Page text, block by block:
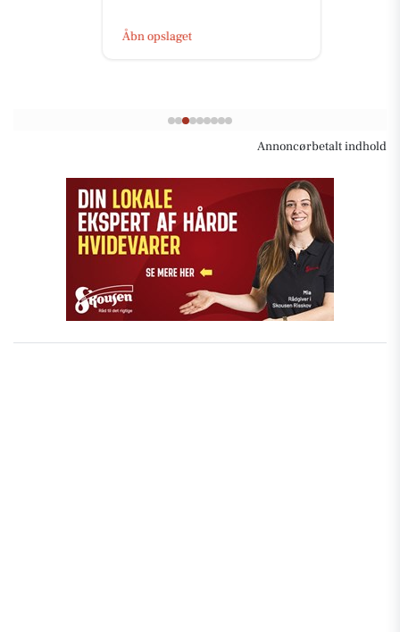
Åbn opslaget
Annoncørbetalt indhold